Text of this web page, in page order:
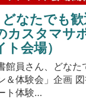
どなたでも
カスタマサ
ト会場）
館員さん、どなた
＆体験会」企画
ト体験…